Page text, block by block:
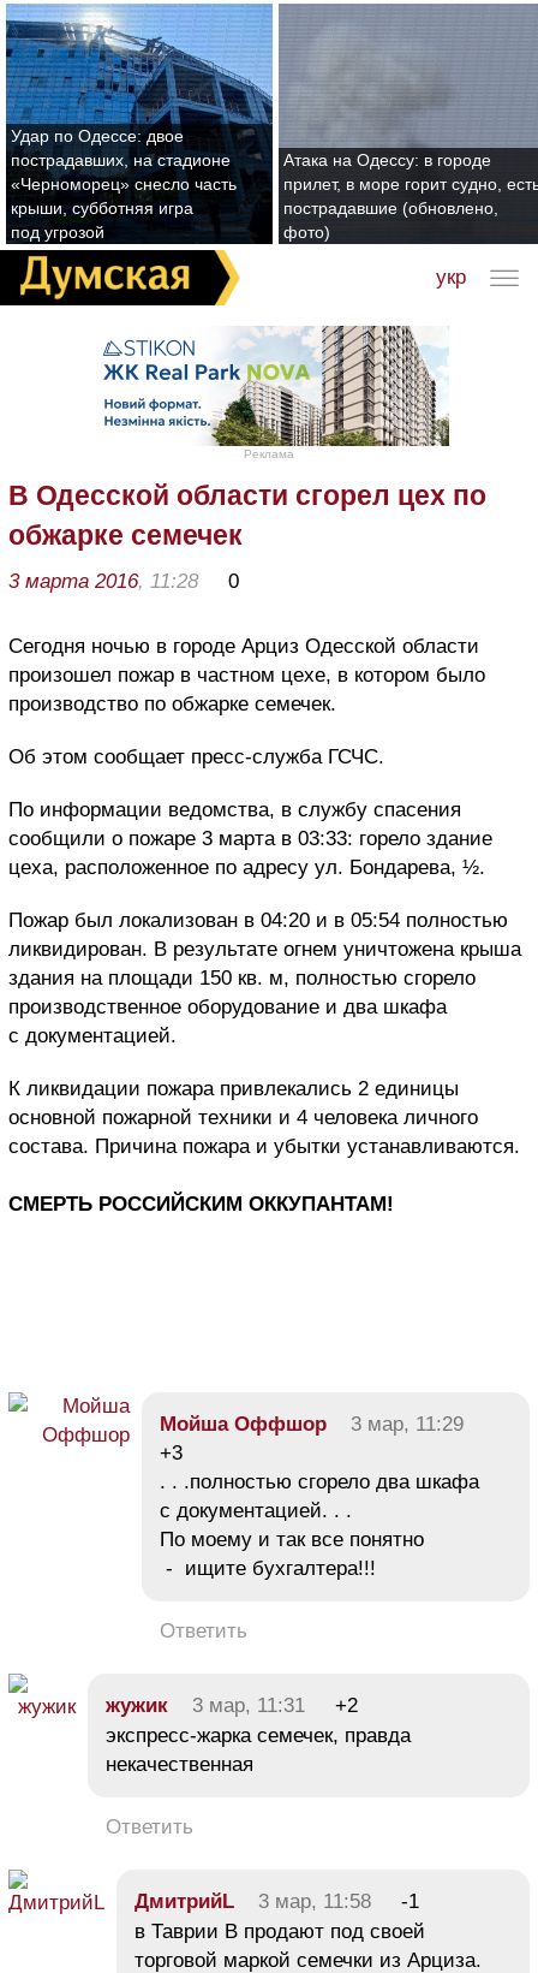
Удар по Одессе: двое
пострадавших, на стадионе
«Черноморец» снесло часть
крыши, субботняя игра
под угрозой
Атака на Одессу: в городе
прилет, в море горит судно,
пострадавшие (обновлено,
фото)
укр
Реклама
В Одесской области сгорел цех по
обжарке семечек
3 марта 2016, 11:28 0
Сегодня ночью в городе Арциз Одесской области
произошел пожар в частном цехе, в котором было
производство по обжарке семечек.
Об этом сообщает пресс-служба ГСЧС.
По информации ведомства, в службу спасения
сообщили о пожаре 3 марта в 03:33: горело здание
цеха, расположенное по адресу ул. Бондарева, ½.
Пожар был локализован в 04:20 и в 05:54 полностью
ликвидирован. В результате огнем уничтожена крыша
здания на площади 150 кв. м, полностью сгорело
производственное оборудование и два шкафа
с документацией.
К ликвидации пожара привлекались 2 единицы
основной пожарной техники и 4 человека личного
состава. Причина пожара и убытки устанавливаются.
СМЕРТЬ РОССИЙСКИМ ОККУПАНТАМ!
Мойша Оффшор
3 мар, 11:29
+3
. . .полностью сгорело два шкафа
с документацией. . .
По моему и так все понятно
- ищите бухгалтера!!!
Ответить
жужик 3 мар, 11:31
+2
экспресс-жарка семечек, правда
некачественная
Ответить
ДмитрийL 3 мар, 11:58
-1
в Таврии В продают под своей
торговой маркой семечки из Арциза.